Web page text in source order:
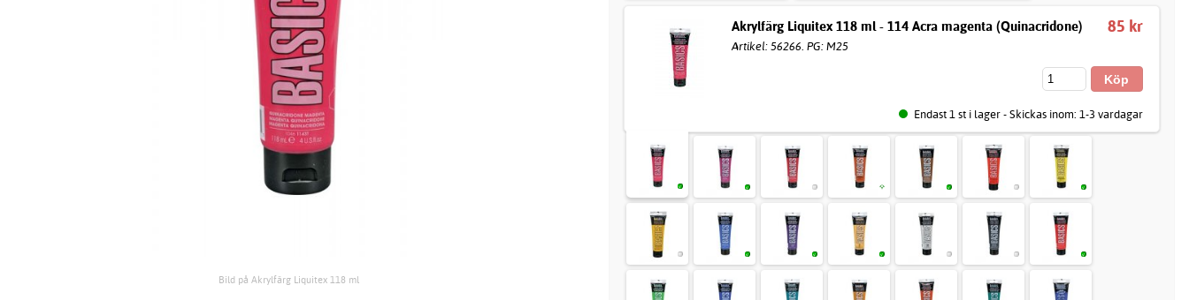
Bild på Akrylfärg Liquitex 118 ml
Akrylfärg Liquitex 118 ml - 114 Acra magenta (Quinacridone)
Artikel: 56266. PG: M25
85 kr
Endast 1 st i lager - Skickas inom: 1-3 vardagar